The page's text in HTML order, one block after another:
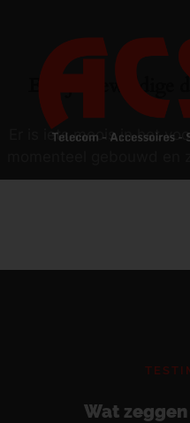
Er zijn geweldige
Er is iets moois in het
momenteel gebouwd en
Wat